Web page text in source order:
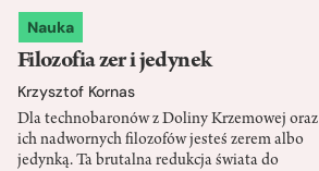
Nauka
Filozofia zer i jedynek
Krzysztof Kornas
Dla technobaronów z Doliny Krzemowej oraz
ich nadwornych filozofów jesteś zerem albo
jedynką. Ta brutalna redukcja świata do